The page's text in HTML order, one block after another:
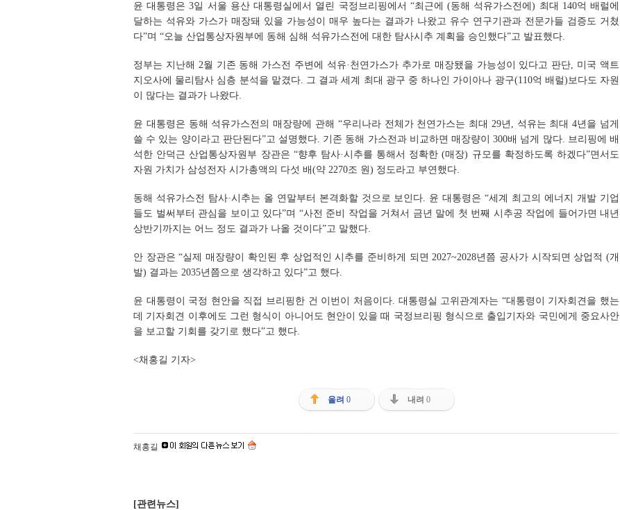
윤 대통령은 3일 서울 용산 대통령실에서 열린 국정브리핑에서 “최근에 (동해 석유가스전에) 최대 140억 배럴에
달하는 석유와 가스가 매장돼 있을 가능성이 매우 높다는 결과가 나왔고 유수 연구기관과 전문가들 검증도 거쳤
다”며 “오늘 산업통상자원부에 동해 심해 석유가스전에 대한 탐사시추 계획을 승인했다”고 발표했다.
정부는 지난해 2월 기존 동해 가스전 주변에 석유·천연가스가 추가로 매장됐을 가능성이 있다고 판단, 미국 액트
지오사에 물리탐사 심층 분석을 맡겼다. 그 결과 세계 최대 광구 중 하나인 가이아나 광구(110억 배럴)보다도 자원
이 많다는 결과가 나왔다.
윤 대통령은 동해 석유가스전의 매장량에 관해 “우리나라 전체가 천연가스는 최대 29년, 석유는 최대 4년을 넘게
쓸 수 있는 양이라고 판단된다”고 설명했다. 기존 동해 가스전과 비교하면 매장량이 300배 넘게 많다. 브리핑에 배
석한 안덕근 산업통상자원부 장관은 “향후 탐사·시추를 통해서 정확한 (매장) 규모를 확정하도록 하겠다”면서도
자원 가치가 삼성전자 시가총액의 다섯 배(약 2270조 원) 정도라고 부연했다.
동해 석유가스전 탐사·시추는 올 연말부터 본격화할 것으로 보인다. 윤 대통령은 “세계 최고의 에너지 개발 기업
들도 벌써부터 관심을 보이고 있다”며 “사전 준비 작업을 거쳐서 금년 말에 첫 번째 시추공 작업에 들어가면 내년
상반기까지는 어느 정도 결과가 나올 것이다”고 말했다.
안 장관은 “실제 매장량이 확인된 후 상업적인 시추를 준비하게 되면 2027~2028년쯤 공사가 시작되면 상업적 (개
발) 결과는 2035년쯤으로 생각하고 있다”고 했다.
윤 대통령이 국정 현안을 직접 브리핑한 건 이번이 처음이다. 대통령실 고위관계자는 “대통령이 기자회견을 했는
데 기자회견 이후에도 그런 형식이 아니어도 현안이 있을 때 국정브리핑 형식으로 출입기자와 국민에게 중요사안
을 보고할 기회를 갖기로 했다”고 했다.
<채홍길 기자>
올려 0 내려 0
채홍길
[관련뉴스]